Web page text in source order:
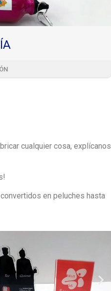
cualquier cosa, explícanos
en peluches hasta